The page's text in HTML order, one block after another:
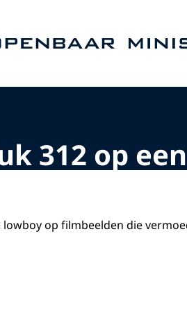
312 op
lowboy op filmbeelden die